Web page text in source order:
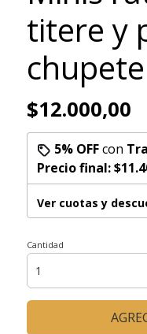
titere y
chupete
$12.000,00
5% OFFcon
Precio final:
Ver cuotas y
Cantidad